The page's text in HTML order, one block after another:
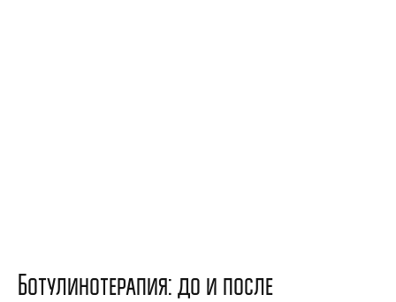
Ботулинотерапия: до и после